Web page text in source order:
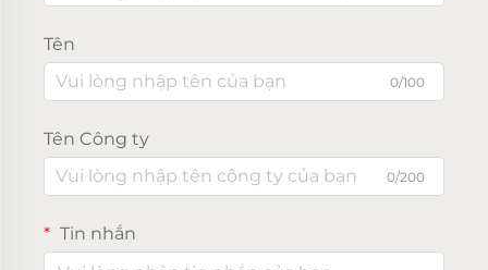
Tên
0/100
Tên Công ty
0/200
Tin nhắn